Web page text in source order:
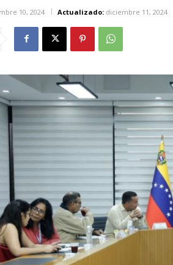
10, 2024 Actualizado: diciembre 11, 2024